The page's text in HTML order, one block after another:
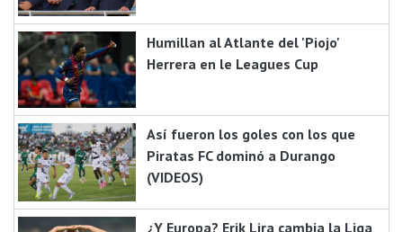
Humillan al Atlante del 'Piojo'
Herrera en le Leagues Cup
Así fueron los goles con los que
Piratas FC dominó a Durango
(VIDEOS)
¿Y Europa? Erik Lira cambia la Liga